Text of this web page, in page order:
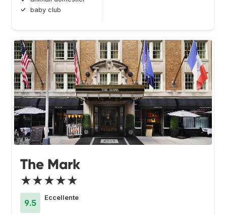
baby club
The Mark
★★★★★
9.5
Eccellente